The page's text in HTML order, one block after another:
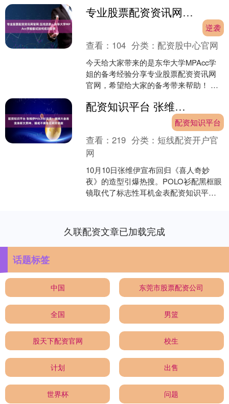
专业股票配资资讯网官网 压线逆袭！东华大学MPAcc学姐复试如何成功逆袭
逆袭
查看： 104 分类：配资股中心官网
今天给大家带来的是东华大学MPAcc学
姐的备考经验分享专业股票配资资讯网
官网，希望给大家的备考带来帮助！ 个
科院校比较普通，....
配资知识平台 张维伊POLO衫逆袭！摘掉大金表变身斯文男神，婚戒不离手狂刷好感度
配资知识平台
查看：219 分类： 短线配资开户官
网
10月10日张维伊宣布回归《喜人奇妙
夜》的造型引爆热搜。POLO衫配黑框眼
镜取代了标志性耳机金表配资知识平
久联配资文章已加载完成
话题标签
中国 东莞市股票配资公司
全国 男篮
股天下配资官网 校生
计划 出售
世界杯 问题